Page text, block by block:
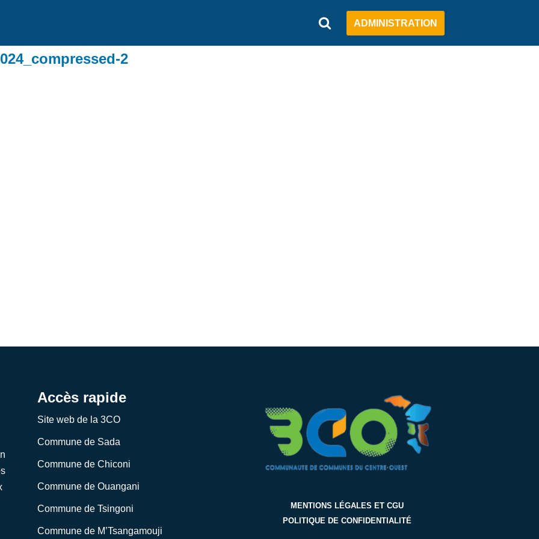
ADMINISTRATION
2
Accès rapide
Site web de la 3CO
Commune de Sada
Commune de Chiconi
Commune de Ouangani
Commune de Tsingoni
Commune de M’Tsangamouji
MENTIONS LÉGALES ET CGU
POLITIQUE DE CONFIDENTIALITÉ